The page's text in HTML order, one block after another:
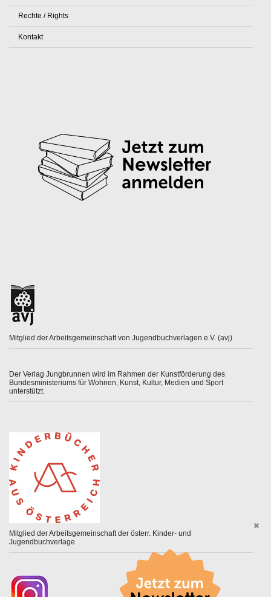
Rechte / Rights
Kontakt
Mitglied der Arbeitsgemeinschaft von Jugendbuchverlagen e.V. (avj)
Der Verlag Jungbrunnen wird im Rahmen der Kunstförderung des
Bundesministeriums für Wohnen, Kunst, Kultur, Medien und Sport
unterstützt.
Mitglied der Arbeitsgemeinschaft der österr. Kinder- und
Jugendbuchverlage